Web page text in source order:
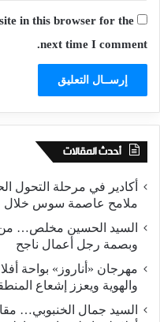
in this browser for the
next time I comment.
أحدث المقالات
أكادير في مرحلة التحول
ملامح عاصمة سوس خلال
السيد الحسين مخلص… من
وبصمة رجل أعمال ناجح
مهرجان «أناروز» بواحة
والهوية ويعزز إشعاع
السيد جمال الخنبوبي…